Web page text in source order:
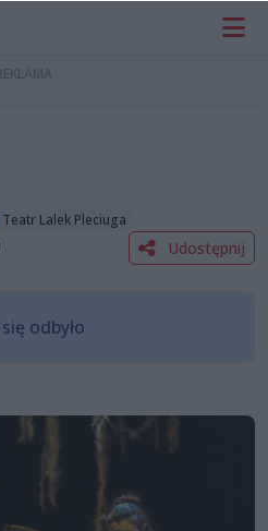
Teatr Lalek Pleciuga
Udostępnij
odbyło